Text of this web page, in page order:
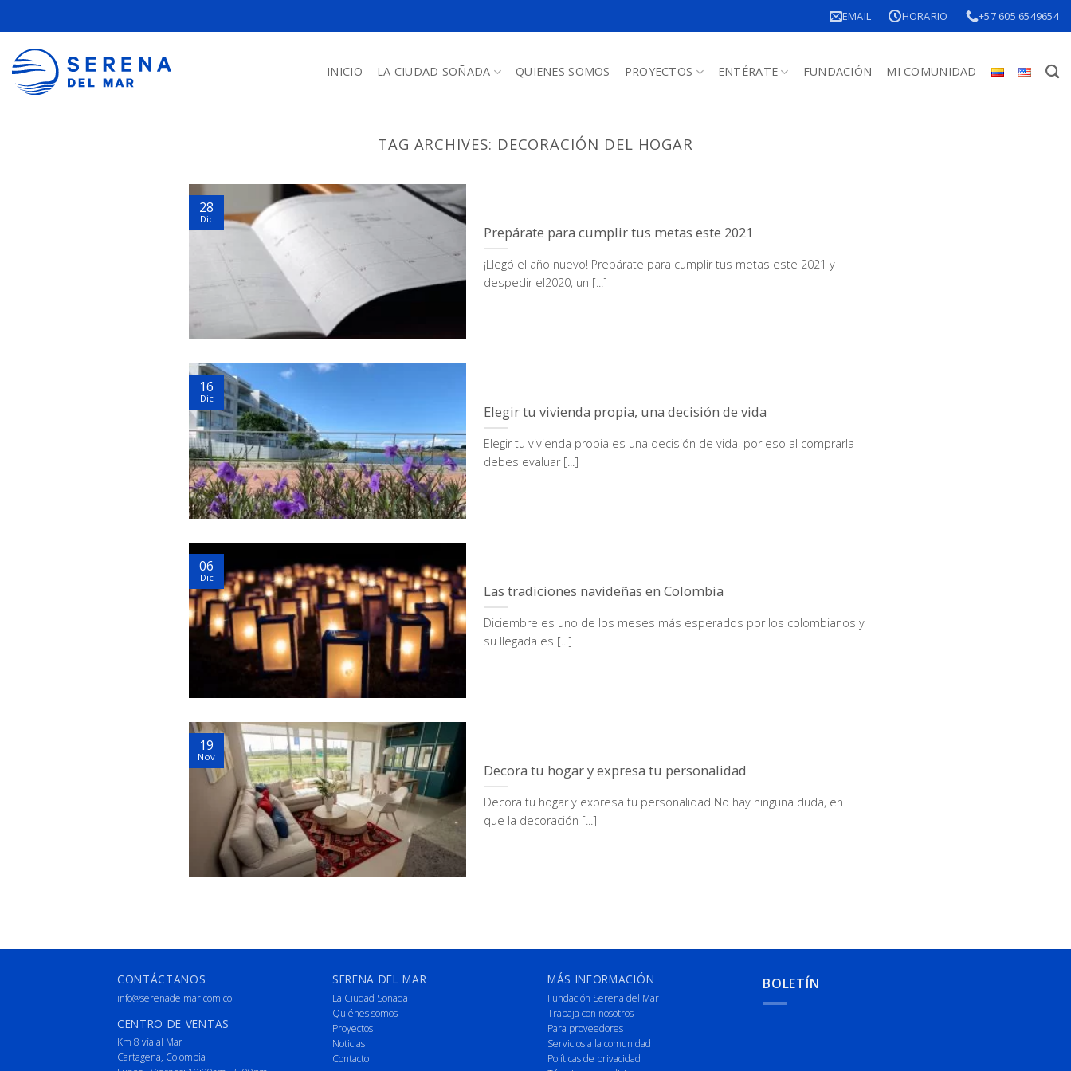
EMAIL HORARIO +57 605 6549654
INICIO LA CIUDAD SOÑADA QUIENES SOMOS PROYECTOS ENTÉRATE FUNDACIÓN MI COMUNIDAD
TAG ARCHIVES: DECORACIÓN DEL HOGAR
Prepárate para cumplir tus metas este 2021
¡Llegó el año nuevo! Prepárate para cumplir tus metas este 2021 y
despedir el2020, un [...]
28
Dic
Elegir tu vivienda propia, una decisión de vida
Elegir tu vivienda propia es una decisión de vida, por eso al comprarla
debes evaluar [...]
16
Dic
Las tradiciones navideñas en Colombia
Diciembre es uno de los meses más esperados por los colombianos y
su llegada es [...]
06
Dic
Decora tu hogar y expresa tu personalidad
Decora tu hogar y expresa tu personalidad No hay ninguna duda, en
que la decoración [...]
19
Nov
CONTÁCTANOS
info@serenadelmar.com.co
CENTRO DE VENTAS
Km 8 vía al Mar
Cartagena, Colombia
SERENA DEL MAR
La Ciudad Soñada
Quiénes somos
Proyectos
Noticias
Contacto
MÁS INFORMACIÓN
Fundación Serena del Mar
Trabaja con nosotros
Para proveedores
Servicios a la comunidad
Políticas de privacidad
BOLETÍN